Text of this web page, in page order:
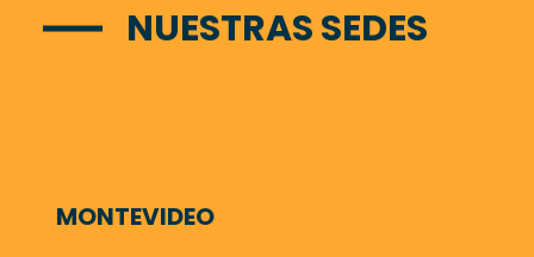
NUESTRAS SEDES
MONTEVIDEO